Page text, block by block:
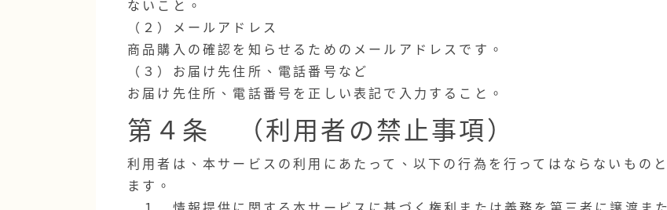
ないこと。
（２）メールアドレス
商品購入の確認を知らせるためのメールアドレスです。
（３）お届け先住所、電話番号など
お届け先住所、電話番号を正しい表記で入力すること。
第４条 （利用者の禁止事項）
利用者は、本サービスの利用にあたって、以下の行為を行ってはならないもの
ます。